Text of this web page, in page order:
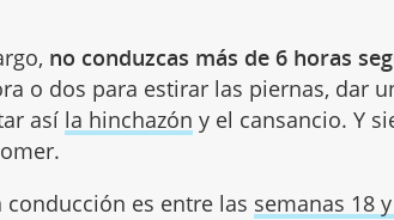
no conduzcas más de 6 horas
o dos para estirar las piernas, dar
así la hinchazón y el cansancio. Y
es entre las semanas 18